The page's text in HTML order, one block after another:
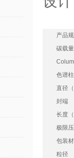
产品
碳载量
色谱
直径
封端
长度
极限
包装
粒径